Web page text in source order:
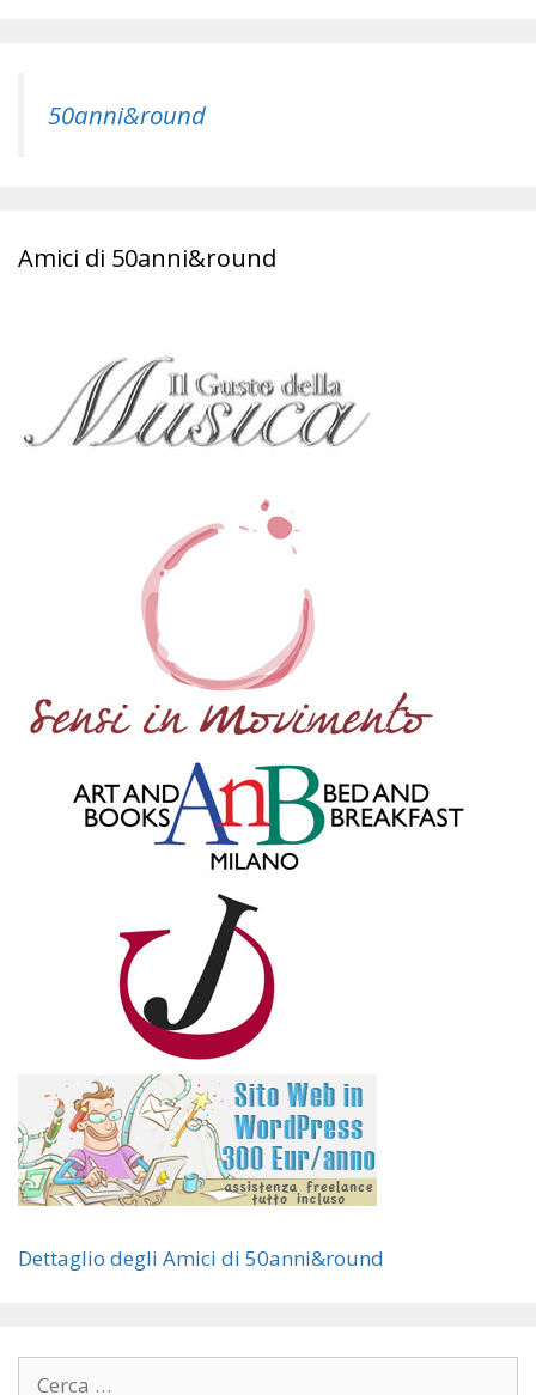
50anni&round
Amici di 50anni&round
Dettaglio degli Amici di 50anni&round